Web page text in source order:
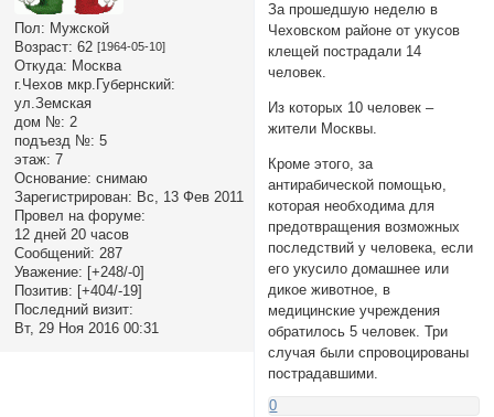
Пол: Мужской
Возраст: 62 [1964-05-10]
Откуда: Москва
г.Чехов мкр.Губернский:
ул.Земская
дом №: 2
подъезд №: 5
этаж: 7
Основание: снимаю
Зарегистрирован: Вс, 13 Фев 2011
Провел на форуме:
12 дней 20 часов
Сообщений: 287
Уважение: [+248/-0]
Позитив: [+404/-19]
Последний визит:
Вт, 29 Ноя 2016 00:31
За прошедшую неделю в
Чеховском районе от укусов
клещей пострадали 14
человек.
Из которых 10 человек –
жители Москвы.
Кроме этого, за
антирабической помощью,
которая необходима для
предотвращения возможных
последствий у человека, если
его укусило домашнее или
дикое животное, в
медицинские учреждения
обратилось 5 человек. Три
случая были спровоцированы
пострадавшими.
0